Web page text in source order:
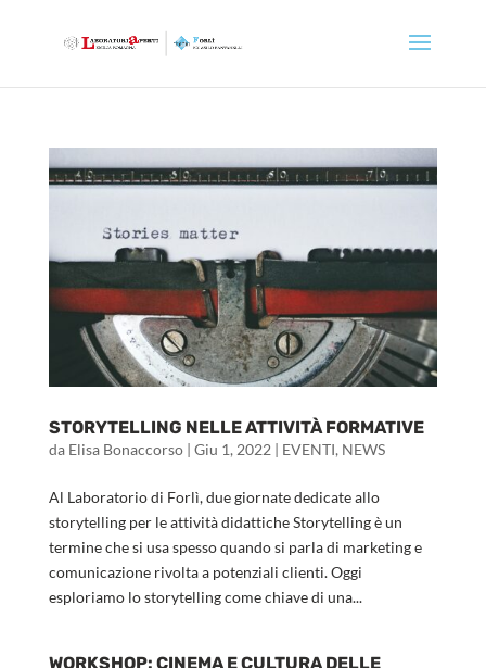
STORYTELLING NELLE ATTIVITÀ FORMATIVE
da Elisa Bonaccorso| Giu 1, 2022 | EVENTI, NEWS
Al Laboratorio di Forlì, due giornate dedicate allo
storytelling per le attività didattiche Storytelling è un
termine che si usa spesso quando si parla di marketing e
comunicazione rivolta a potenziali clienti. Oggi
esploriamo lo storytelling come chiave di una...
WORKSHOP: CINEMA E CULTURA DELLE